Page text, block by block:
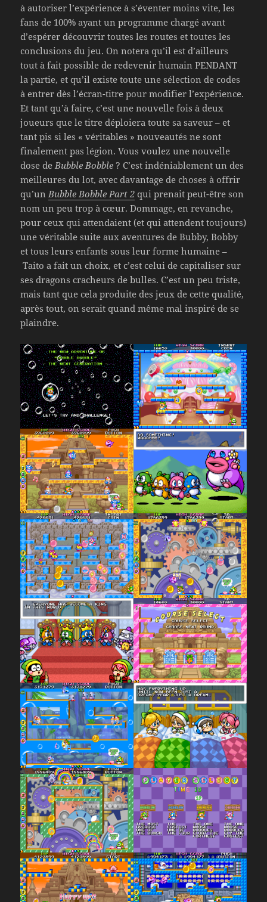
à autoriser l’expérience à s’éventer moins vite, les
fans de 100% ayant un programme chargé avant
d’espérer découvrir toutes les routes et toutes les
conclusions du jeu. On notera qu’il est d’ailleurs
tout à fait possible de redevenir humain PENDANT
la partie, et qu’il existe toute une sélection de codes
à entrer dès l’écran-titre pour modifier l’expérience.
Et tant qu’à faire, c’est une nouvelle fois à deux
joueurs que le titre déploiera toute sa saveur – et
tant pis si les « véritables » nouveautés ne sont
finalement pas légion. Vous voulez une nouvelle
dose de Bubble Bobble ? C’est indéniablement un des
meilleures du lot, avec davantage de choses à offrir
qu’un Bubble Bobble Part 2 qui prenait peut-être son
nom un peu trop à cœur. Dommage, en revanche,
pour ceux qui attendaient (et qui attendent toujours)
une véritable suite aux aventures de Bubby, Bobby
et tous leurs enfants sous leur forme humaine –
Taito a fait un choix, et c’est celui de capitaliser sur
ses dragons cracheurs de bulles. C’est un peu triste,
mais tant que cela produite des jeux de cette qualité,
après tout, on serait quand même mal inspiré de se
plaindre.